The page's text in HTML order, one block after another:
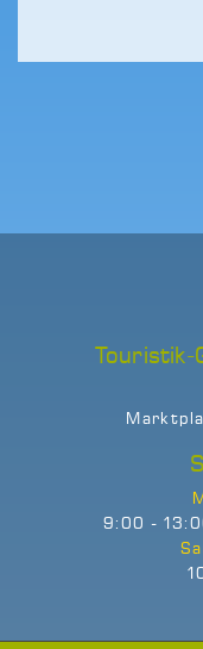
Touristik-
9:00 -